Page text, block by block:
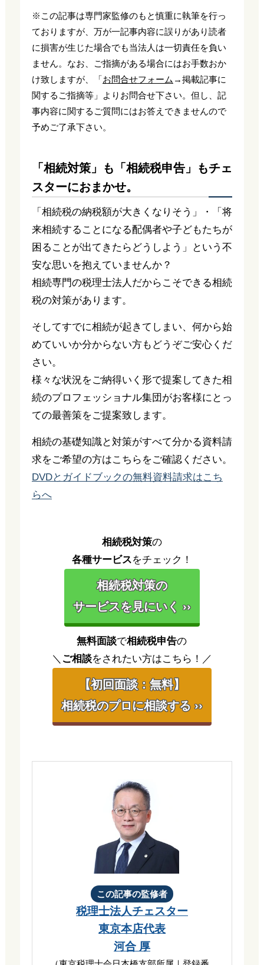
※この記事は専門家監修のもと慎重に執筆を行っ
ておりますが、万が一記事内容に誤りがあり読者
に損害が生じた場合でも当法人は一切責任を負い
ません。なお、ご指摘がある場合にはお手数おか
け致しますが、「お問合せフォーム →掲載記事に
関するご指摘等」よりお問合せ下さい。但し、記
事内容に関するご質問にはお答えできませんので
予めご了承下さい。
「相続対策」も「相続税申告」もチェ
スターにおまかせ。
「相続税の納税額が大きくなりそう」・「将
来相続することになる配偶者や子どもたちが
困ることが出てきたらどうしよう」という不
安な思いを抱えていませんか？
相続専門の税理士法人だからこそできる相続
税の対策があります。
そしてすでに相続が起きてしまい、何から始
めていいか分からない方もどうぞご安心くだ
さい。
様々な状況をご納得いく形で提案してきた相
続のプロフェッショナル集団がお客様にとっ
ての最善策をご提案致します。
相続の基礎知識と対策がすべて分かる資料請
求をご希望の方はこちらをご確認ください。
DVDとガイドブックの無料資料請求はこち
らへ
相続税対策の
各種サービスをチェック！
相続税対策の
サービスを見にいく ››
無料面談で相続税申告の
＼ ご相談をされたい方はこちら！／
【初回面談：無料】
相続税のプロに相談する ››
この記事の監修者
税理士法人チェスター
東京本店代表
河合 厚